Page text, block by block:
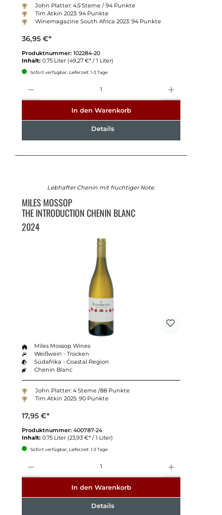
John Platter: 4.5 Sterne / 94 Punkte
Tim Atkin 2023: 94 Punkte
Winemagazine South Africa 2023: 94 Punkte
36,95 €*
Produktnummer: 102284-20
Inhalt: 0.75 Liter (49,27 €* / 1 Liter)
Sofort verfügbar, Lieferzeit: 1-3 Tage
In den Warenkorb
Details
Lebhafter Chenin mit fruchtiger Note.
MILES MOSSOP
THE INTRODUCTION CHENIN BLANC
2024
Miles Mossop Wines
Weißwein - Trocken
Südafrika - Coastal Region
Chenin Blanc
John Platter: 4 Sterne /88 Punkte
Tim Atkin 2025: 90 Punkte
17,95 €*
Produktnummer: 400787-24
Inhalt: 0.75 Liter (23,93 €* / 1 Liter)
Sofort verfügbar, Lieferzeit: 1-3 Tage
In den Warenkorb
Details